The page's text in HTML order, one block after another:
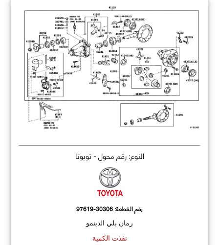
النوع: رقم محول - تويوتا
رقم القطعة:97619-30306
رمان بلي الدينمو
نفذت الكمية